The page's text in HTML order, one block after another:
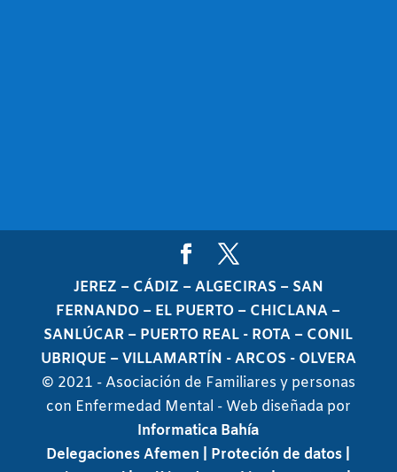
JEREZ – CÁDIZ – ALGECIRAS – SAN
FERNANDO – EL PUERTO – CHICLANA –
SANLÚCAR – PUERTO REAL - ROTA – CONIL
UBRIQUE – VILLAMARTÍN - ARCOS - OLVERA
© 2021 - Asociación de Familiares y personas
con Enfermedad Mental - Web diseñada por
Informatica Bahía
Delegaciones Afemen
| Proteción de datos